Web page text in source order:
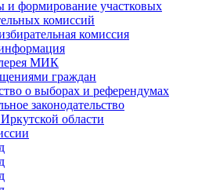
и формирование участковых
комиссий
комиссия
МИК
граждан
о выборах и референдумах
законодательство
области